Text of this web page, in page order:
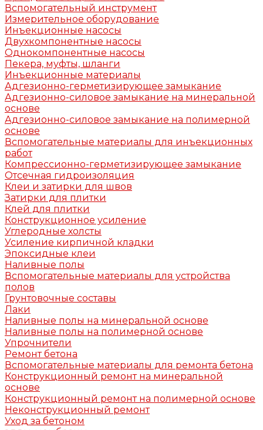
Вспомогательный инструмент
Измерительное оборудование
Инъекционные насосы
Двухкомпонентные насосы
Однокомпонентные насосы
Пекера, муфты, шланги
Инъекционные материалы
Адгезионно-герметизирующее замыкание
Адгезионно-силовое замыкание на минеральной
основе
Адгезионно-силовое замыкание на полимерной
основе
Вспомогательные материалы для инъекционных
работ
Компрессионно-герметизирующее замыкание
Отсечная гидроизоляция
Клеи и затирки для швов
Затирки для плитки
Клей для плитки
Конструкционное усиление
Углеродные холсты
Усиление кирпичной кладки
Эпоксидные клеи
Наливные полы
Вспомогательные материалы для устройства
полов
Грунтовочные составы
Лаки
Наливные полы на минеральной основе
Наливные полы на полимерной основе
Упрочнители
Ремонт бетона
Вспомогательные материалы для ремонта бетона
Конструкционный ремонт на минеральной
основе
Конструкционный ремонт на полимерной основе
Неконструкционный ремонт
Уход за бетоном